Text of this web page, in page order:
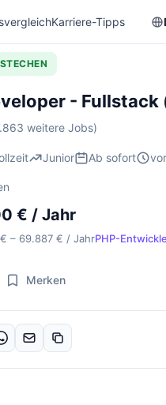
Karriere-Tipps
-
weitere Jobs)
Junior Ab sofort
€ / Jahr
– 69.887 € / JahrPHP-
Merken